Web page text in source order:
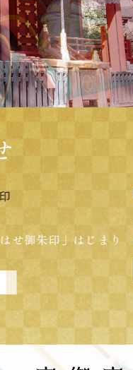
English
せ